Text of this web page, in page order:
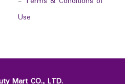
Use
Mart CO., LTD.